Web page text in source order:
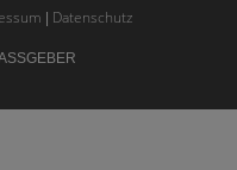
| Datenschutz